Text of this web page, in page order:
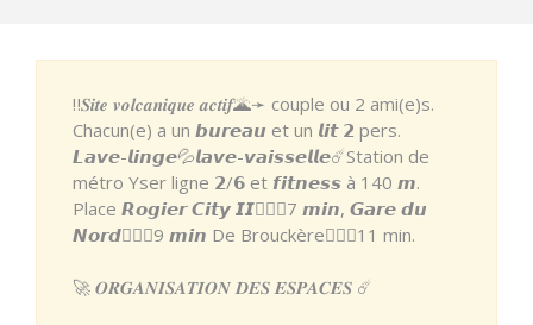
‼️𝑺𝒊𝒕𝒆 𝒗𝒐𝒍𝒄𝒂𝒏𝒊𝒒𝒖𝒆 𝒂𝒄𝒕𝒊𝒇🌋➛ couple ou 2 ami(e)s.
Chacun(e) a un 𝙗𝙪𝙧𝙚𝙖𝙪 et un 𝙡𝙞𝙩 𝟮 pers.
𝙇𝙖𝙫𝙚-𝙡𝙞𝙣𝙜𝙚💦𝙡𝙖𝙫𝙚-𝙫𝙖𝙞𝙨𝙨𝙚𝙡𝙡𝙚☄️Station de
métro Yser ligne 𝟮/𝟲 et 𝙛𝙞𝙩𝙣𝙚𝙨𝙨 à 140 𝙢.
Place 𝙍𝙤𝙜𝙞𝙚𝙧 𝘾𝙞𝙩𝙮 𝙄𝙄🚶🏽‍♂️7 𝙢𝙞𝙣, 𝙂𝙖𝙧𝙚 𝙙𝙪
𝙉𝙤𝙧𝙙🚶🏽‍♂️9 𝙢𝙞𝙣 De Brouckère🚶🏼‍♀️11 min.
🚀 𝑶𝑹𝑮𝑨𝑵𝑰𝑺𝑨𝑻𝑰𝑶𝑵 𝑫𝑬𝑺 𝑬𝑺𝑷𝑨𝑪𝑬𝑺 ☄️